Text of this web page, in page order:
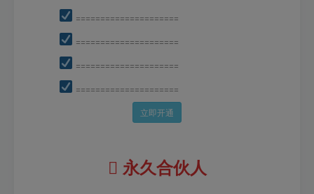
=====================
=====================
=====================
=====================
立即开通
永久合伙人